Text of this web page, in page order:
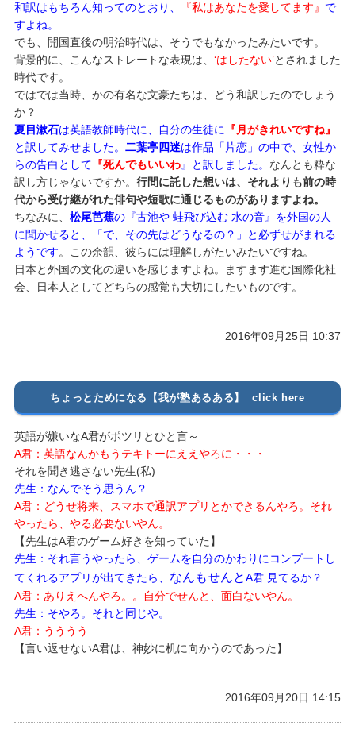
和訳はもちろん知ってのとおり、
『私はあなたを愛してます』 で
すよね。
でも、開国直後の明治時代は、そうでもなかったみたいです。
背景的に、こんなストレートな表現は、 ‘はしたない’とされました
時代です。
ではでは当時、かの有名な文豪たちは、どう和訳したのでしょう
か？
夏目漱石は英語教師時代に、自分の生徒に 『月がきれいですね』
と訳してみせました。 二葉亭四迷は作品「片恋」の中で、女性か
らの告白として 『死んでもいいわ』と訳しました。 なんとも粋な
訳し方じゃないですか。 行間に託した想いは、それよりも前の時
代から受け継がれた俳句や短歌に通じるものがありますよね。
ちなみに、 松尾芭蕉の『古池や 蛙飛び込む 水の音』を外国の人
に聞かせると、「で、その先はどうなるの？」と必ずせがまれる
ようです。この余韻、彼らには理解しがたいみたいですね。
日本と外国の文化の違いを感じますよね。ますます進む国際化社
会、日本人としてどちらの感覚も大切にしたいものです。
2016年09月25日 10:37
ちょっとためになる【我が塾あるある】 click here
英語が嫌いなA君がポツリとひと言～
A君：英語なんかもうテキトーにええやろに・・・
それを聞き逃さない先生(私)
先生：なんでそう思うん？
A君：どうせ将来、スマホで通訳アプリとかできるんやろ。 それ
やったら、やる必要ないやん。
【先生はA君のゲーム好きを知っていた】
先生：それ言うやったら、ゲームを自分のかわりにコンプートし
てくれるアプリが出てきたら、 なんもせんとA君 見てるか？
A君：ありえへんやろ。。自分でせんと、面白ないやん。
先生：そやろ。それと同じや。
A君：うううう
【言い返せないA君は、神妙に机に向かうのであった】
2016年09月20日 14:15